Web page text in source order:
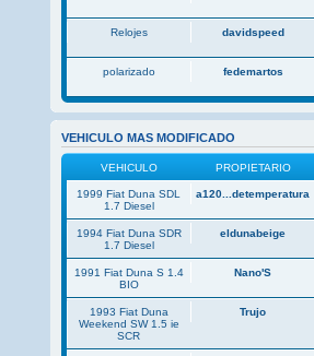
Relojes davidspeed
polarizado fedemartos
VEHICULO MAS MODIFICADO
VEHICULO PROPIETARIO
1999 Fiat Duna SDL
1.7 Diesel
a120...detemperatura
1994 Fiat Duna SDR
1.7 Diesel
eldunabeige
1991 Fiat Duna S 1.4
BIO
Nano'S
1993 Fiat Duna
Weekend SW 1.5 ie
SCR
Trujo